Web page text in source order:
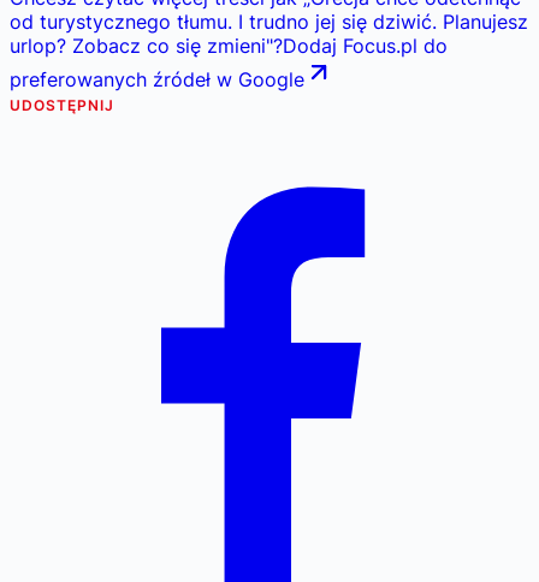
od turystycznego tłumu. I trudno jej się dziwić. Planujesz
urlop? Zobacz co się zmieni"?Dodaj Focus.pl do
preferowanych źródeł w Google
UDOSTĘPNIJ